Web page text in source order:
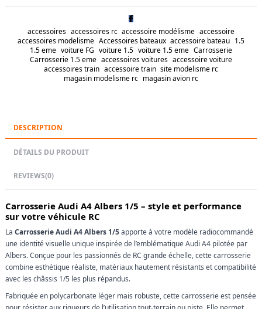
accessoires accessoires rc accessoire modélisme accessoire
accessoires modelisme Accessoires bateaux accessoire bateau 1.5
1.5 eme voiture FG voiture 1.5 voiture 1.5 eme Carrosserie
Carrosserie 1.5 eme accessoires voitures accessoire voiture
accessoires train accessoire train site modelisme rc
magasin modelisme rc magasin avion rc
DESCRIPTION
DÉTAILS DU PRODUIT
REVIEWS(0)
Carrosserie Audi A4 Albers 1/5 – style et performance
sur votre véhicule RC
La Carrosserie Audi A4 Albers 1/5apporte à votre modèle radiocommandé
une identité visuelle unique inspirée de l’emblématique Audi A4 pilotée par
Albers. Conçue pour les passionnés de RC grande échelle, cette carrosserie
combine esthétique réaliste, matériaux hautement résistants et compatibilité
avec les châssis 1/5 les plus répandus.
Fabriquée en polycarbonate léger mais robuste, cette carrosserie est pensée